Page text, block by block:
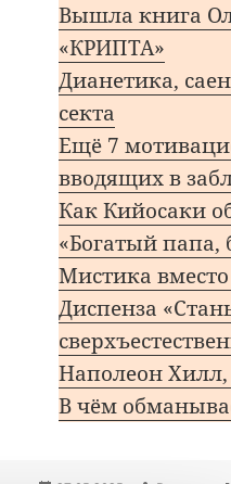
Вышла книга
«КРИПТА»
Дианетика,
секта
Ещё 7
вводящих в
Как Кийосаки
«Богатый папа,
Мистика
Диспенза
Наполеон Хилл,
В чём